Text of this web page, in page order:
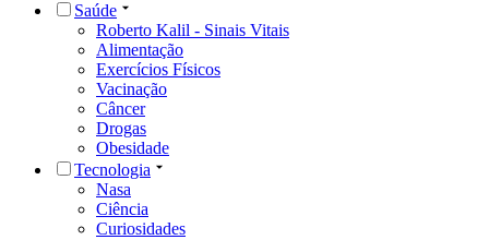
Saúde
Roberto Kalil - Sinais Vitais
Alimentação
Exercícios Físicos
Vacinação
Câncer
Drogas
Obesidade
Tecnologia
Nasa
Ciência
Curiosidades